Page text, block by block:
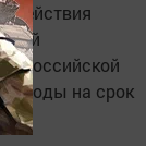
действия
Российской
на срок